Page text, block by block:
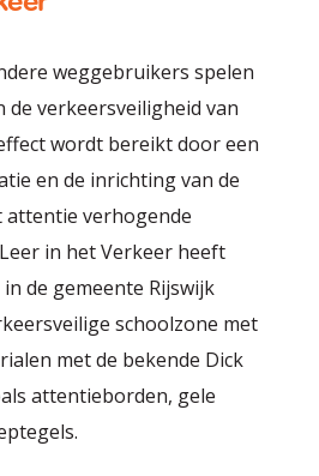
weggebruikers spelen
verkeersveiligheid van
wordt bereikt door een
en de inrichting van de
attentie verhogende
in het Verkeer heeft
de gemeente Rijswijk
schoolzone met
met de bekende Dick
attentieborden, gele